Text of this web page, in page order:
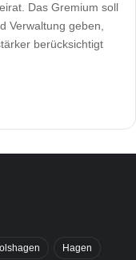
Das Gremium soll
Verwaltung geben,
berücksichtigt
Hagen